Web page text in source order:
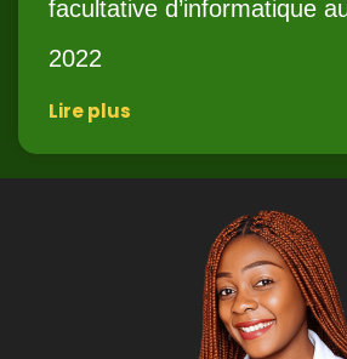
facultative d’informatique
2022
Lire plus